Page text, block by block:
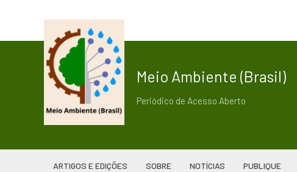
Meio Ambiente (Brasil)
Periódico de Acesso Aberto
ARTIGOS E EDIÇÕES SOBRE NOTÍCIAS PUBLIQUE